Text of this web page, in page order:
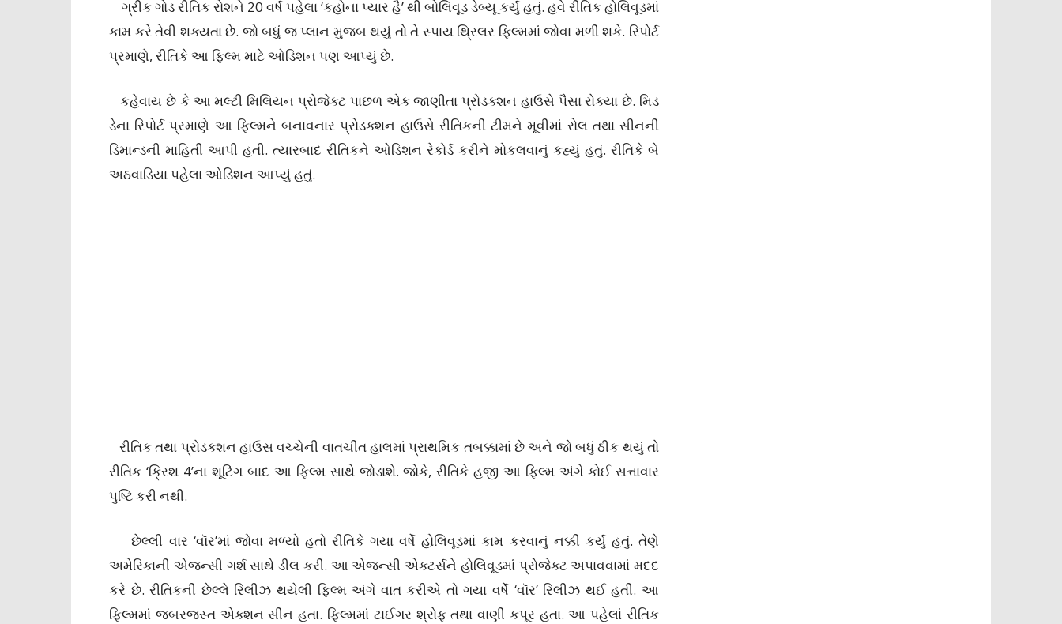
ગ્રીક ગોડ રીતિક રોશને 20 વર્ષ પહેલા ‘કહોના પ્યાર હૈ’ થી બોલિવૂડ ડેબ્યૂ કર્યું હતું. હવે રીતિક હોલિવૂડમાં
કામ કરે તેવી શક્યતા છે. જો બધું જ પ્લાન મુજબ થયું તો તે સ્પાય થ્રિલર ફિલ્મમાં જોવા મળી શકે. રિપોર્ટ
પ્રમાણે, રીતિકે આ ફિલ્મ માટે ઓડિશન પણ આપ્યું છે.
કહેવાય છે કે આ મલ્ટી મિલિયન પ્રોજેક્ટ પાછળ એક જાણીતા પ્રોડક્શન હાઉસે પૈસા રોક્યા છે. મિડ
ડેના રિપોર્ટ પ્રમાણે આ ફિલ્મને બનાવનાર પ્રોડક્શન હાઉસે રીતિકની ટીમને મૂવીમાં રોલ તથા સીનની
ડિમાન્ડની માહિતી આપી હતી. ત્યારબાદ રીતિકને ઓડિશન રેકોર્ડ કરીને મોકલવાનું કહ્યું હતું. રીતિકે બે
અઠવાડિયા પહેલા ઓડિશન આપ્યું હતું.
રીતિક તથા પ્રોડક્શન હાઉસ વચ્ચેની વાતચીત હાલમાં પ્રાથમિક તબક્કામાં છે અને જો બધું ઠીક થયું તો
રીતિક ‘ક્રિશ 4’ના શૂટિંગ બાદ આ ફિલ્મ સાથે જોડાશે. જોકે, રીતિકે હજી આ ફિલ્મ અંગે કોઈ સત્તાવાર
પુષ્ટિ કરી નથી.
છેલ્લી વાર ‘વૉર’માં જોવા મળ્યો હતો રીતિકે ગયા વર્ષે હોલિવૂડમાં કામ કરવાનું નક્કી કર્યું હતું. તેણે
અમેરિકાની એજન્સી ગર્શ સાથે ડીલ કરી. આ એજન્સી એક્ટર્સને હોલિવૂડમાં પ્રોજેક્ટ અપાવવામાં મદદ
કરે છે. રીતિકની છેલ્લે રિલીઝ થયેલી ફિલ્મ અંગે વાત કરીએ તો ગયા વર્ષે ‘વૉર’ રિલીઝ થઈ હતી. આ
ફિલ્મમાં જબરજસ્ત એક્શન સીન હતા. ફિલ્મમાં ટાઈગર શ્રોફ તથા વાણી કપૂર હતા. આ પહેલાં રીતિક